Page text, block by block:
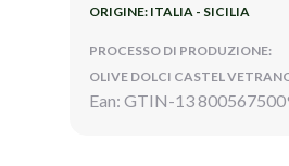
ORIGINE: ITALIA - SICILIA
PROCESSO DI PRODUZIONE:
OLIVE DOLCI CASTEL
Ean: GTIN-13